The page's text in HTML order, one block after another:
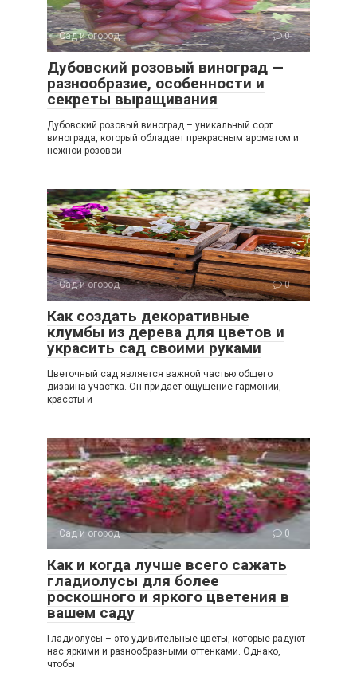
Сад и огород 0
Дубовский розовый виноград —
разнообразие, особенности и
секреты выращивания
Дубовский розовый виноград – уникальный сорт
винограда, который обладает прекрасным ароматом и
нежной розовой
Сад и огород 0
Как создать декоративные
клумбы из дерева для цветов и
украсить сад своими руками
Цветочный сад является важной частью общего
дизайна участка. Он придает ощущение гармонии,
красоты и
Сад и огород 0
Как и когда лучше всего сажать
гладиолусы для более
роскошного и яркого цветения в
вашем саду
Гладиолусы – это удивительные цветы, которые радуют
нас яркими и разнообразными оттенками. Однако,
чтобы